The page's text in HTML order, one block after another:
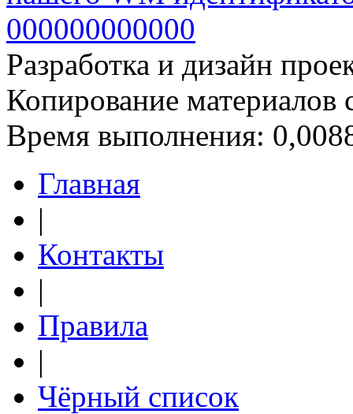
Разработка и дизайн
Копирование материалов
Время выполнения:
Главная
|
Контакты
|
Правила
|
Чёрный список